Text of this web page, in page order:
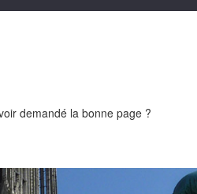
demandé la bonne page ?